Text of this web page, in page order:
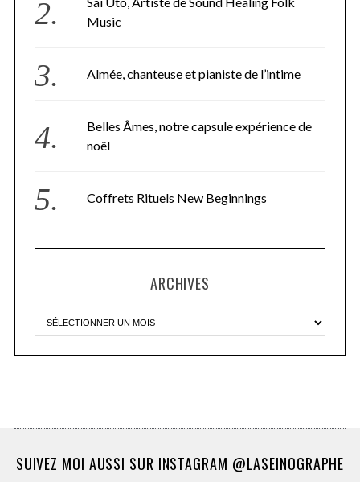
Music
Almée, chanteuse et pianiste de l’intime
Belles Âmes, notre capsule expérience de
noël
Coffrets Rituels New Beginnings
ARCHIVES
SUIVEZ MOI AUSSI SUR INSTAGRAM @LASEINOGRAPHE